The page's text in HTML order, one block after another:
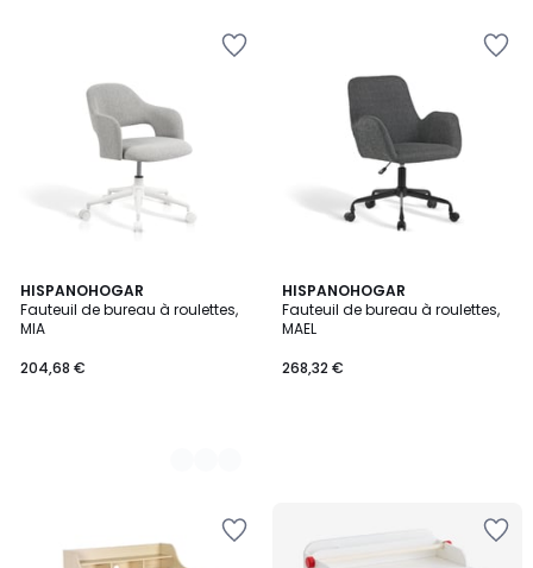
HISPANOHOGAR
Fauteuil de bureau à roulettes,
MIA
204,68 €
3
Couleurs
HISPANOHOGAR
Fauteuil de bureau à roulettes,
MAEL
268,32 €